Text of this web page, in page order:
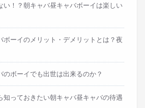
い！？朝キャバ昼キャバボーイは楽しい
ボーイのメリット・デメリットとは？夜
のボーイでも出世は出来るのか？
知っておきたい朝キャバ昼キャバの待遇